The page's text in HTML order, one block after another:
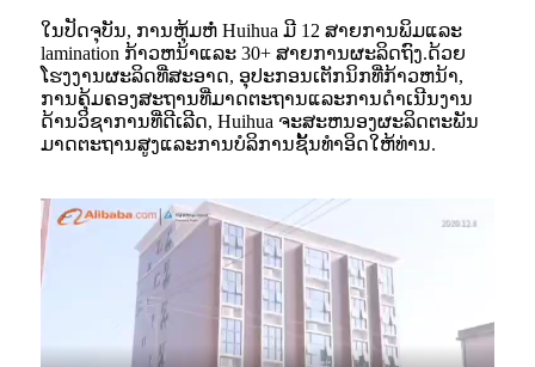
ໃນປັດຈຸບັນ, ການຫຸ້ມຫໍ່ Huihua ມີ 12 ສາຍການພິມແລະ
lamination ກ້າວຫນ້າແລະ 30+ ສາຍການຜະລິດຖົງ.ດ້ວຍ
ໂຮງງານຜະລິດທີ່ສະອາດ, ອຸປະກອນເຕັກນິກທີ່ກ້າວຫນ້າ,
ການຄຸ້ມຄອງສະຖານທີ່ມາດຕະຖານແລະການດໍາເນີນງານ
ດ້ານວິຊາການທີ່ດີເລີດ, Huihua ຈະສະຫນອງຜະລິດຕະພັນ
ມາດຕະຖານສູງແລະການບໍລິການຊັ້ນທໍາອິດໃຫ້ທ່ານ.